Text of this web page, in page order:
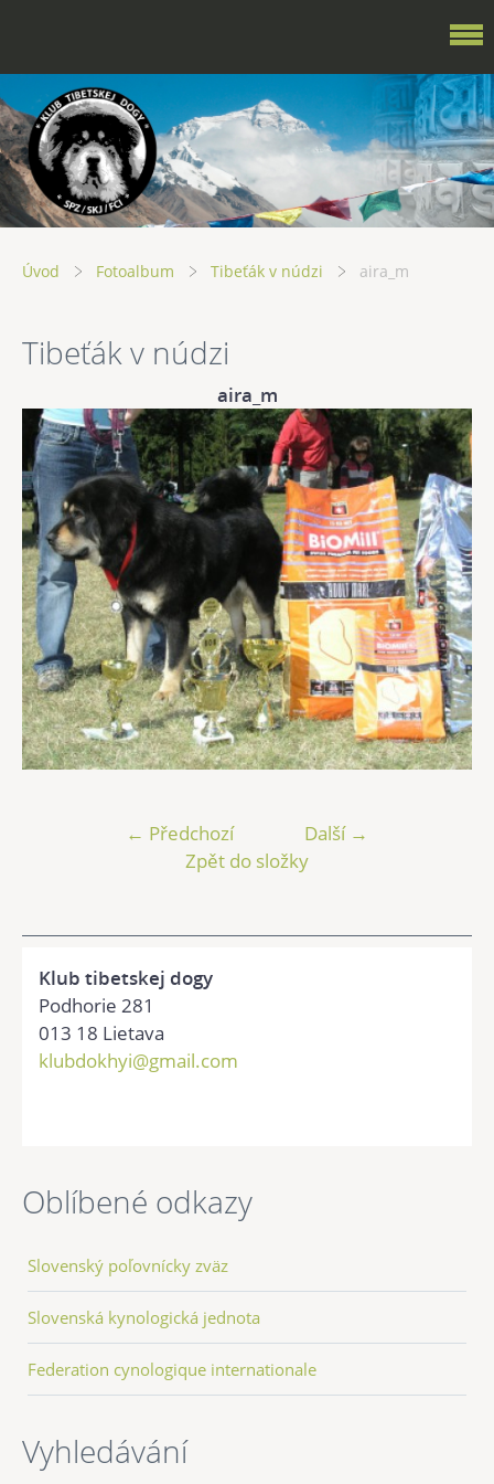
Úvod Fotoalbum Tibeťák v núdzi aira_m
Tibeťák v núdzi
aira_m
← Předchozí
Další →
Zpět do složky
Klub tibetskej dogy
Podhorie 281
013 18 Lietava
klubdokhyi@gmail.com
Oblíbené odkazy
Slovenský poľovnícky zväz
Slovenská kynologická jednota
Federation cynologique internationale
Vyhledávání